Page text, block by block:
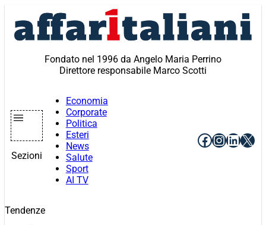
contenuto
Fondato nel 1996 da Angelo Maria Perrino
Direttore responsabile Marco Scotti
Sezioni
Economia
Corporate
Politica
Esteri
News
Salute
Sport
AI TV
Facebook
X
Tendenze